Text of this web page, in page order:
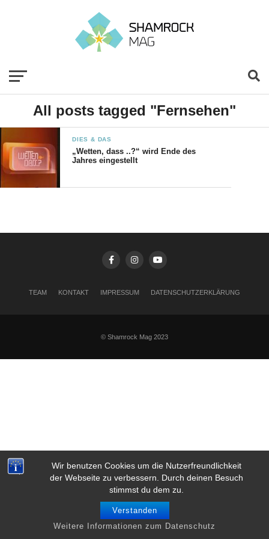
Wir benutzen Cookies um die Nutzerfreundlichkeit
der Webseite zu verbessern. Durch deinen Besuch
stimmst du dem zu.
Verstanden
Weitere Informationen zum Datenschutz
All posts tagged "Fernsehen"
DIES & DAS
„Wetten, dass ..?“ wird Ende des
Jahres eingestellt
TEAM KONTAKT IMPRESSUM DATENSCHUTZERKLÄRUNG
© Shamrock Mag 2023